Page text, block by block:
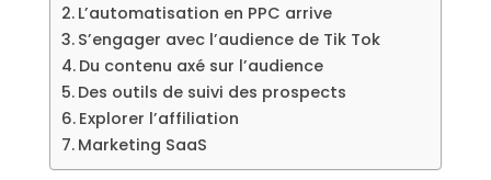
L’automatisation en PPC arrive
S’engager avec l’audience de Tik Tok
Du contenu axé sur l’audience
Des outils de suivi des prospects
Explorer l’affiliation
Marketing SaaS